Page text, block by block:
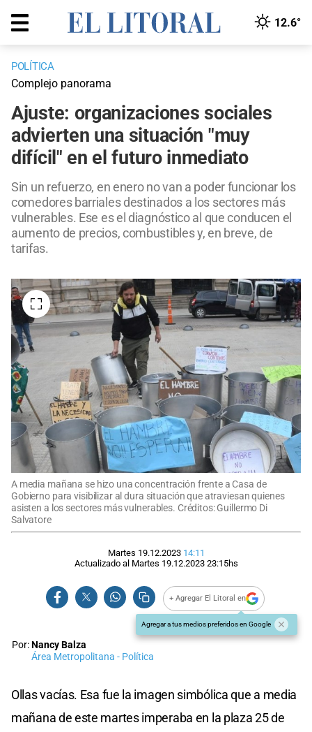
12.6°
POLÍTICA
Complejo panorama
Ajuste: organizaciones sociales
advierten una situación "muy
difícil" en el futuro inmediato
Sin un refuerzo, en enero no van a poder funcionar los
comedores barriales destinados a los sectores más
vulnerables. Ese es el diagnóstico al que conducen el
aumento de precios, combustibles y, en breve, de
tarifas.
A media mañana se hizo una concentración frente a Casa de
Gobierno para visibilizar al dura situación que atraviesan quienes
asisten a los sectores más vulnerables. Créditos: Guillermo Di
Salvatore
Martes 19.12.2023 14:11
Actualizado al Martes 19.12.2023 23:15hs
+ Agregar El Litoral en
Agregar a tus medios preferidos en Google
Por:Nancy Balza
Área Metropolitana - Política
Ollas vacías. Esa fue la imagen simbólica que a media
mañana de este martes imperaba en la plaza 25 de